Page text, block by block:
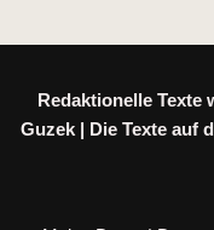
Redaktionelle Texte
Guzek | Die Texte auf